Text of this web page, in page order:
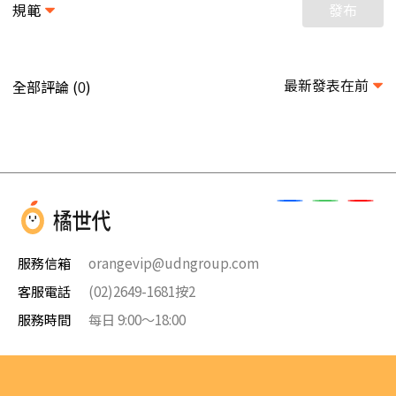
規範 發布
全部評論 (0) 最新發表在前
服務信箱
orangevip@udngroup.com
客服電話
(02)2649-1681按2
服務時間
每日 9:00～18:00